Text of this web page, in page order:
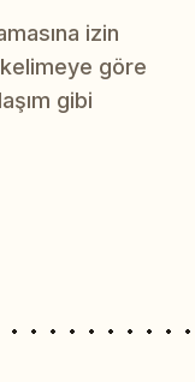
izin
göre
gibi